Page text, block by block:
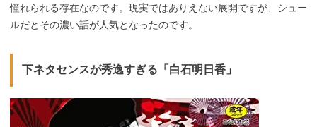
憧れられる存在なのです。現実ではありえない展開ですが、シュー
ルだとその濃い話が人気となったのです。
下ネタセンスが秀逸すぎる「白石明日香」